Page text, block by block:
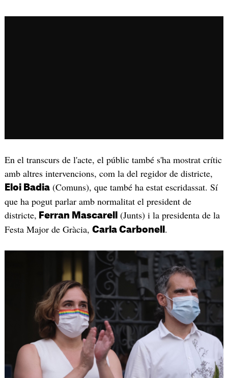
En el transcurs de l'acte, el públic també s'ha mostrat crític
amb altres intervencions, com la del regidor de districte,
Eloi Badia(Comuns), que també ha estat escridassat. Sí
que ha pogut parlar amb normalitat el president de
districte, Ferran Mascarell (Junts) i la presidenta de la
Festa Major de Gràcia, Carla Carbonell .